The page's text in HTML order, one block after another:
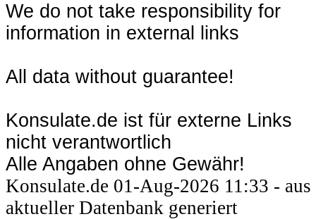
We do not take responsibility for
information in external links
All data without guarantee!
Konsulate.de ist für externe Links
nicht verantwortlich
Alle Angaben ohne Gewähr!
Konsulate.de 01-Aug-2026 11:33 - aus
aktueller Datenbank generiert